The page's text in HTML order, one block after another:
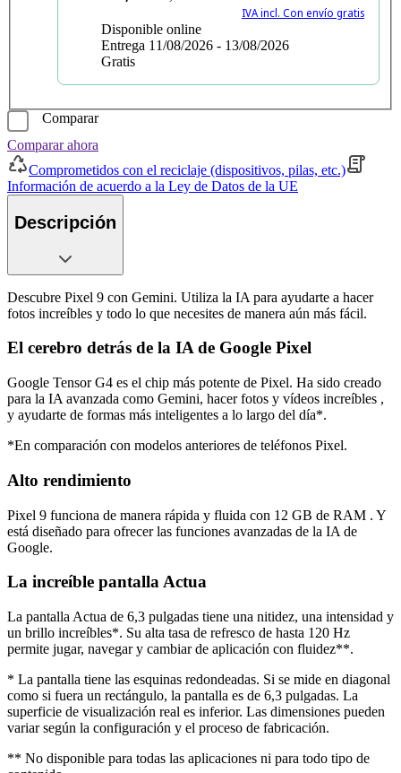
IVA incl. Con envío gratis
Disponible online
Entrega 11/08/2026 - 13/08/2026
Gratis
Comparar
Comparar ahora
Comprometidos con el reciclaje (dispositivos, pilas, etc.)
Información de acuerdo a la Ley de Datos de la UE
Descripción
Descubre Pixel 9 con Gemini. Utiliza la IA para ayudarte a hacer
fotos increíbles y todo lo que necesites de manera aún más fácil.
El cerebro detrás de la IA de Google Pixel
Google Tensor G4 es el chip más potente de Pixel. Ha sido creado
para la IA avanzada como Gemini, hacer fotos y vídeos increíbles ,
y ayudarte de formas más inteligentes a lo largo del día*.
*En comparación con modelos anteriores de teléfonos Pixel.
Alto rendimiento
Pixel 9 funciona de manera rápida y fluida con 12 GB de RAM . Y
está diseñado para ofrecer las funciones avanzadas de la IA de
Google.
La increíble pantalla Actua
La pantalla Actua de 6,3 pulgadas tiene una nitidez, una intensidad y
un brillo increíbles*. Su alta tasa de refresco de hasta 120 Hz
permite jugar, navegar y cambiar de aplicación con fluidez**.
* La pantalla tiene las esquinas redondeadas. Si se mide en diagonal
como si fuera un rectángulo, la pantalla es de 6,3 pulgadas. La
superficie de visualización real es inferior. Las dimensiones pueden
variar según la configuración y el proceso de fabricación.
** No disponible para todas las aplicaciones ni para todo tipo de